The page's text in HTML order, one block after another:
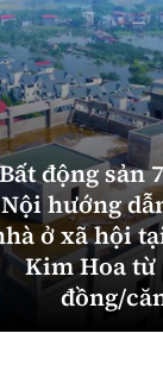
động sản
Nội hướng
ở xã hội
Kim Hoa từ
đồng/